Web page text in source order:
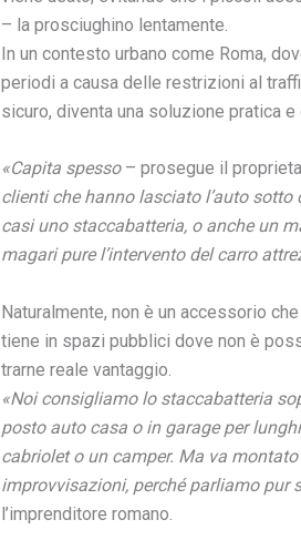
– la prosciughino lentamente.
In un contesto urbano come Roma,
periodi a causa delle restrizioni al
sicuro, diventa una soluzione pratica e
«Capita spesso – prosegue il
clienti che hanno lasciato l’auto sotto
casi uno staccabatteria, o anche un
magari pure l’intervento del carro
Naturalmente, non è un accessorio
tiene in spazi pubblici dove non è
trarne reale vantaggio.
«Noi consigliamo lo staccabatteria
posto auto casa o in garage per
cabriolet o un camper. Ma va
improvvisazioni, perché parliamo pur
l’imprenditore romano.